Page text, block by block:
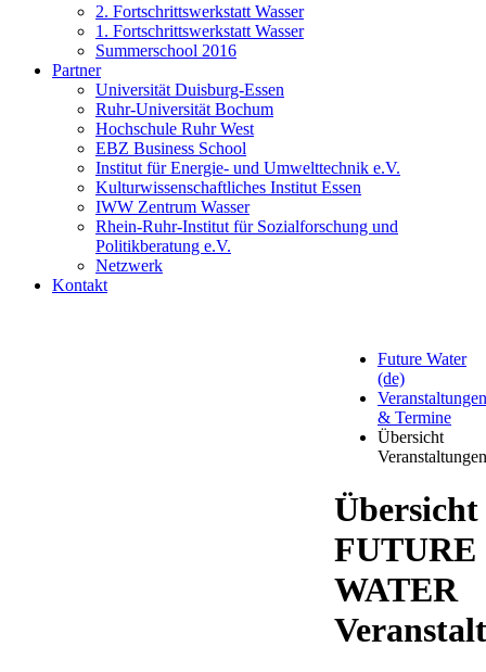
2. Fortschrittswerkstatt Wasser
1. Fortschrittswerkstatt Wasser
Summerschool 2016
Partner
Universität Duisburg-Essen
Ruhr-Universität Bochum
Hochschule Ruhr West
EBZ Business School
Institut für Energie- und Umwelttechnik e.V.
Kulturwissenschaftliches Institut Essen
IWW Zentrum Wasser
Rhein-Ruhr-Institut für Sozialforschung und
Politikberatung e.V.
Netzwerk
Kontakt
Future Water
(de)
Veranstaltungen
& Termine
Übersicht
Veranstaltungen
Übersicht
FUTURE
WATER